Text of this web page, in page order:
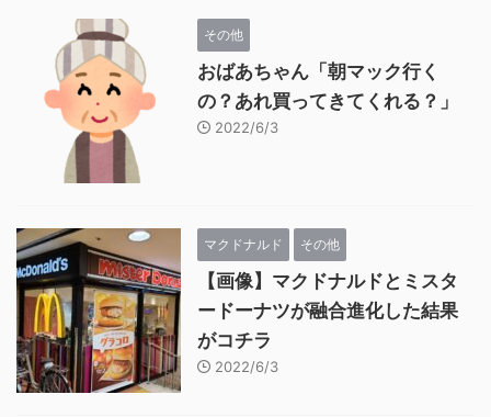
その他
おばあちゃん「朝マック行く
の？あれ買ってきてくれる？」
2022/6/3
マクドナルド その他
【画像】マクドナルドとミスタ
ードーナツが融合進化した結果
がコチラ
2022/6/3